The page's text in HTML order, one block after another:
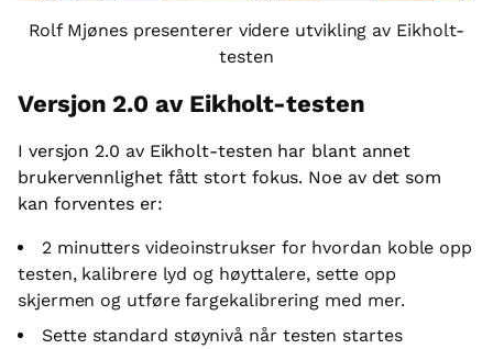
Rolf Mjønes presenterer videre utvikling av Eikholt-
testen
Versjon 2.0 av Eikholt-testen
I versjon 2.0 av Eikholt-testen har blant annet
brukervennlighet fått stort fokus. Noe av det som
kan forventes er:
2 minutters videoinstrukser for hvordan koble opp
testen, kalibrere lyd og høyttalere, sette opp
skjermen og utføre fargekalibrering med mer.
Sette standard støynivå når testen startes